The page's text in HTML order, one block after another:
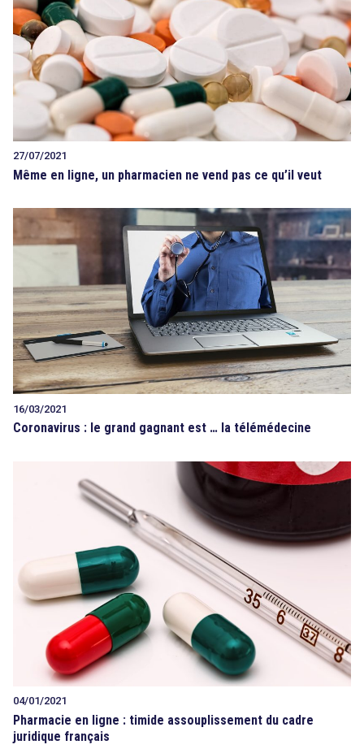
27/07/2021
Même en ligne, un pharmacien ne vend pas ce qu’il veut
16/03/2021
Coronavirus : le grand gagnant est … la télémédecine
04/01/2021
Pharmacie en ligne : timide assouplissement du cadre
juridique français